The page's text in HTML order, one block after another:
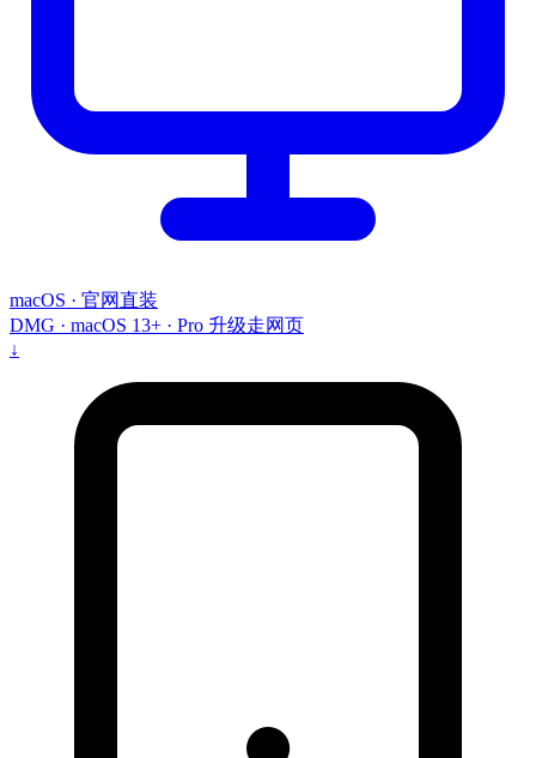
macOS · 官网直装
DMG · macOS 13+ · Pro 升级走网页
↓